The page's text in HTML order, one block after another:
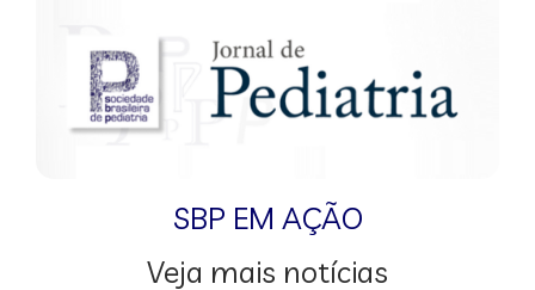
SBP EM AÇÃO
Veja mais notícias